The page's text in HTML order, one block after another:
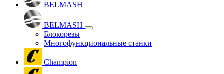
BELMASH
BELMASH
Блокорезы
Многофункциональные станки
Champion